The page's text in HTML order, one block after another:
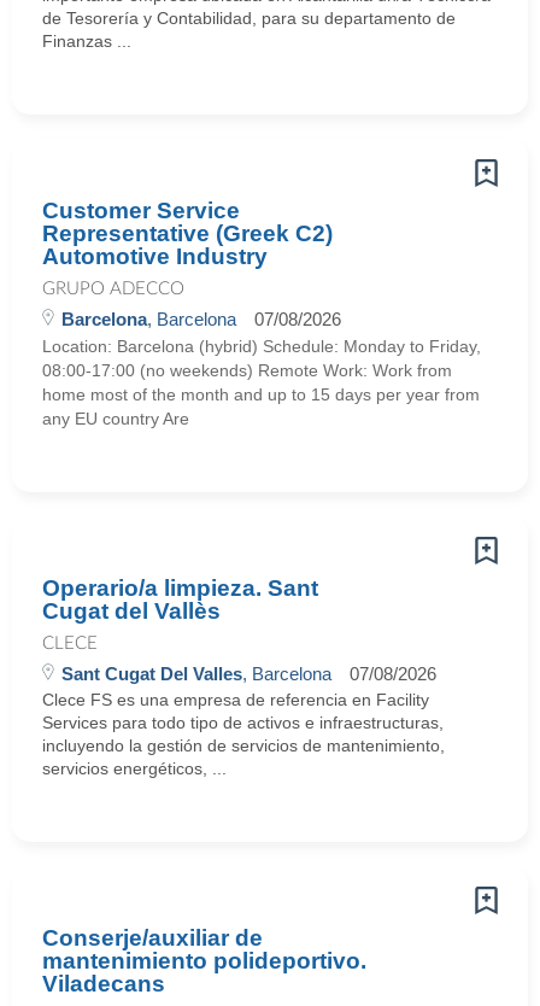
de Tesorería y Contabilidad, para su departamento de
Finanzas ...
Customer Service
Representative (Greek C2)
Automotive Industry
GRUPO ADECCO
Barcelona, Barcelona 07/08/2026
Location: Barcelona (hybrid) Schedule: Monday to Friday,
08:00-17:00 (no weekends) Remote Work: Work from
home most of the month and up to 15 days per year from
any EU country Are
Operario/a limpieza. Sant
Cugat del Vallès
CLECE
Sant Cugat Del Valles, Barcelona 07/08/2026
Clece FS es una empresa de referencia en Facility
Services para todo tipo de activos e infraestructuras,
incluyendo la gestión de servicios de mantenimiento,
servicios energéticos, ...
Conserje/auxiliar de
mantenimiento polideportivo.
Viladecans